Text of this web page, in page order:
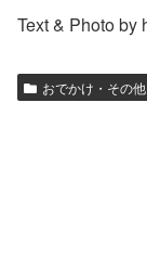
Text & Photo by
おでかけ・その他